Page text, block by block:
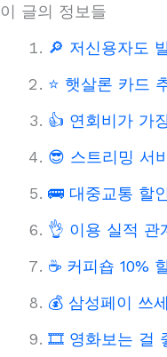
이 글의 정보들
🔎 저신용자도
⭐ 햇살론 카드
👍 연회비가 가
😎 스트리밍 서
🚌 대중교통 할
👌 이용 실적 관
☕ 커피숍 10%
💰 삼성페이 쓰
🎞️ 영화보는 걸